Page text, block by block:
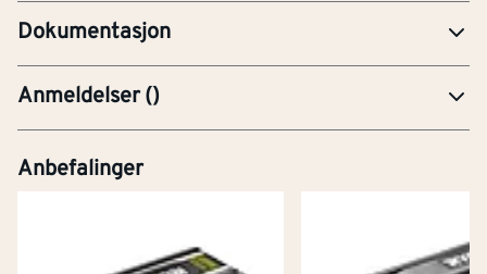
Dokumentasjon
Anmeldelser()
Anbefalinger